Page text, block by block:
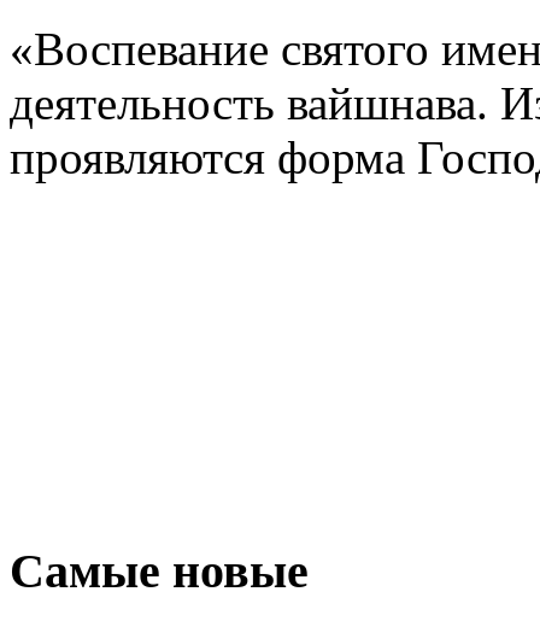
«Воспевание святого
деятельность вайшнава.
проявляются форма
Самые новые